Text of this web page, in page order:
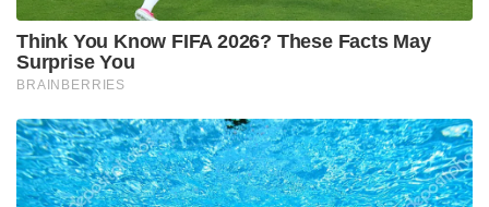
Think You Know FIFA 2026? These Facts May
Surprise You
BRAINBERRIES